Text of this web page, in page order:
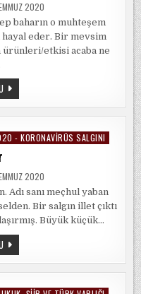
2020
baharın o muhteşem
hayal eder. Bir mevsim
ürünleri/etkisi acaba ne
BIR
MEVSIM
İÇERIDE
YAŞAMAK
- KORONAVIRÜS SALGINI
2020
Adı sanı meçhul yaban
Bir salgın illet çıktı
Büyük küçük…
DEDILER